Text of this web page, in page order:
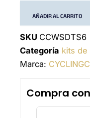
EXP
cantidad
AÑADIR AL CARRITO
SKU CCWSDTS6
Categoría kits de
Marca:
Compra